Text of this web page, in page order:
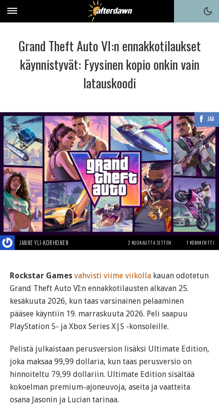
Grand Theft Auto VI:n ennakkotilaukset
käynnistyvät: Fyysinen kopio onkin vain
latauskoodi
JAA
JANNE YLI-KORHONEN 2 KUUKAUTTA SITTEN 1 KOMMENTTI
Rockstar Games vahvisti viime viikolla kauan odotetun
Grand Theft Auto VI:n ennakkotilausten alkavan 25.
kesäkuuta 2026, kun taas varsinainen pelaaminen
pääsee käyntiin 19. marraskuuta 2026. Peli saapuu
PlayStation 5- ja Xbox Series X|S -konsoleille.
Pelistä julkaistaan perusversion lisäksi Ultimate Edition,
joka maksaa 99,99 dollaria, kun taas perusversio on
hinnoiteltu 79,99 dollariin. Ultimate Edition sisältää
kokoelman premium-ajoneuvoja, aseita ja vaatteita
osana Jasonin ja Lucian tarinaa.